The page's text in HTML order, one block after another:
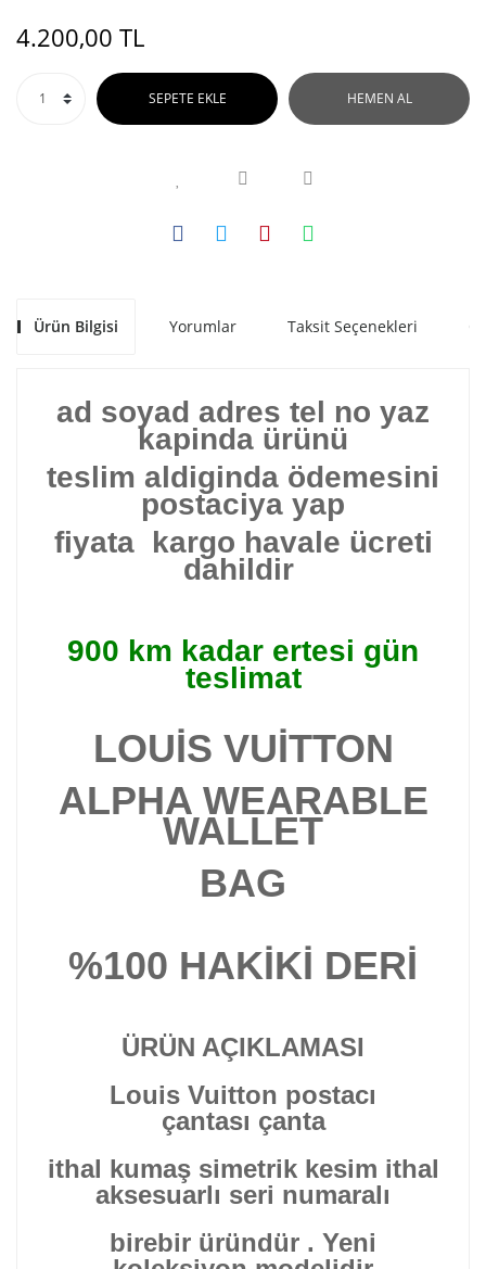
4.200,00 TL
SEPETE EKLE HEMEN AL
Ürün Bilgisi Yorumlar Taksit Seçenekleri
ad soyad adres tel no yaz
kapinda ürünü
teslim aldiginda ödemesini
postaciya yap
fiyata kargo havale ücreti
dahildir
900 km kadar ertesi gün
teslimat
LOUİS VUİTTON
ALPHA WEARABLE
WALLET
BAG
%100 HAKİKİ DERİ
ÜRÜN AÇIKLAMASI
Louis Vuitton postacı
çantası çanta
ithal kumaş simetrik kesim ithal
aksesuarlı seri numaralı
birebir üründür . Yeni